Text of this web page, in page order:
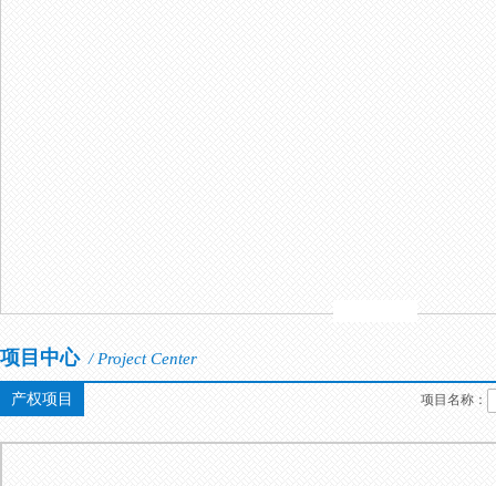
项目中心 / Project Center
产权项目 项目名称：